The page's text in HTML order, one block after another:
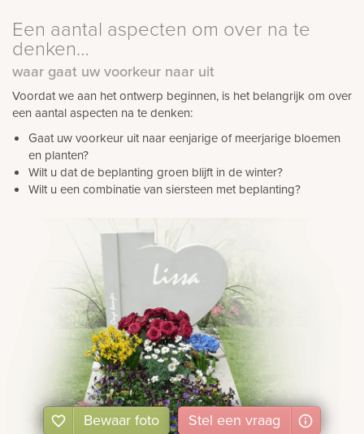
Een aantal aspecten om over na te
denken…
waar gaat uw voorkeur naar uit
Voordat we aan het ontwerp beginnen, is het belangrijk om over
een aantal aspecten na te denken:
Gaat uw voorkeur uit naar eenjarige of meerjarige bloemen
en planten?
Wilt u dat de beplanting groen blijft in de winter?
Wilt u een combinatie van siersteen met beplanting?
Bewaar foto Stel een vraag